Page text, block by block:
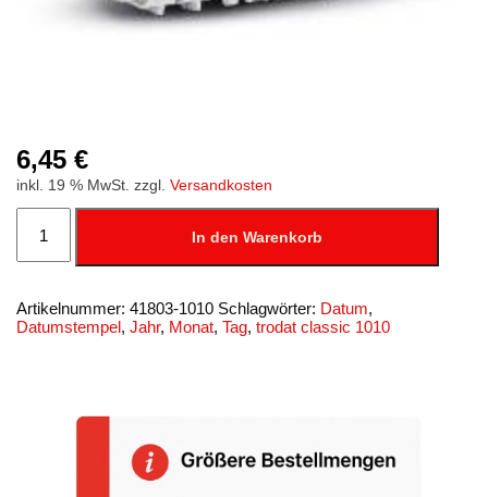
6,45 €
inkl. 19 % MwSt. zzgl. Versandkosten
Schrifthöhe
Bsp.
15.Okt.2019
In den Warenkorb
Artikelnummer: 41803-1010 Schlagwörter: Datum,
Datumstempel, Jahr, Monat, Tag, trodat classic 1010